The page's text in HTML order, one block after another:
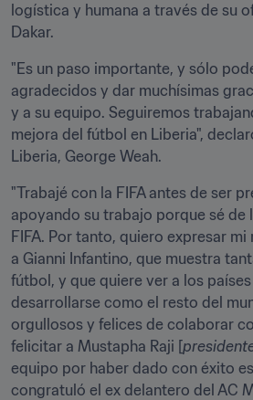
logística y humana a través de su
Dakar.
"Es un paso importante, y sólo
agradecidos y dar muchísimas
y a su equipo. Seguiremos
mejora del fútbol en Liberia",
Liberia, George Weah.
"Trabajé con la FIFA antes de ser
apoyando su trabajo porque sé de
FIFA. Por tanto, quiero expresar
a Gianni Infantino, que muestra
fútbol, y que quiere ver a los
desarrollarse como el resto del
orgullosos y felices de colaborar
felicitar a Mustapha Raji [
equipo por haber dado con éxito
congratuló el ex delantero del AC